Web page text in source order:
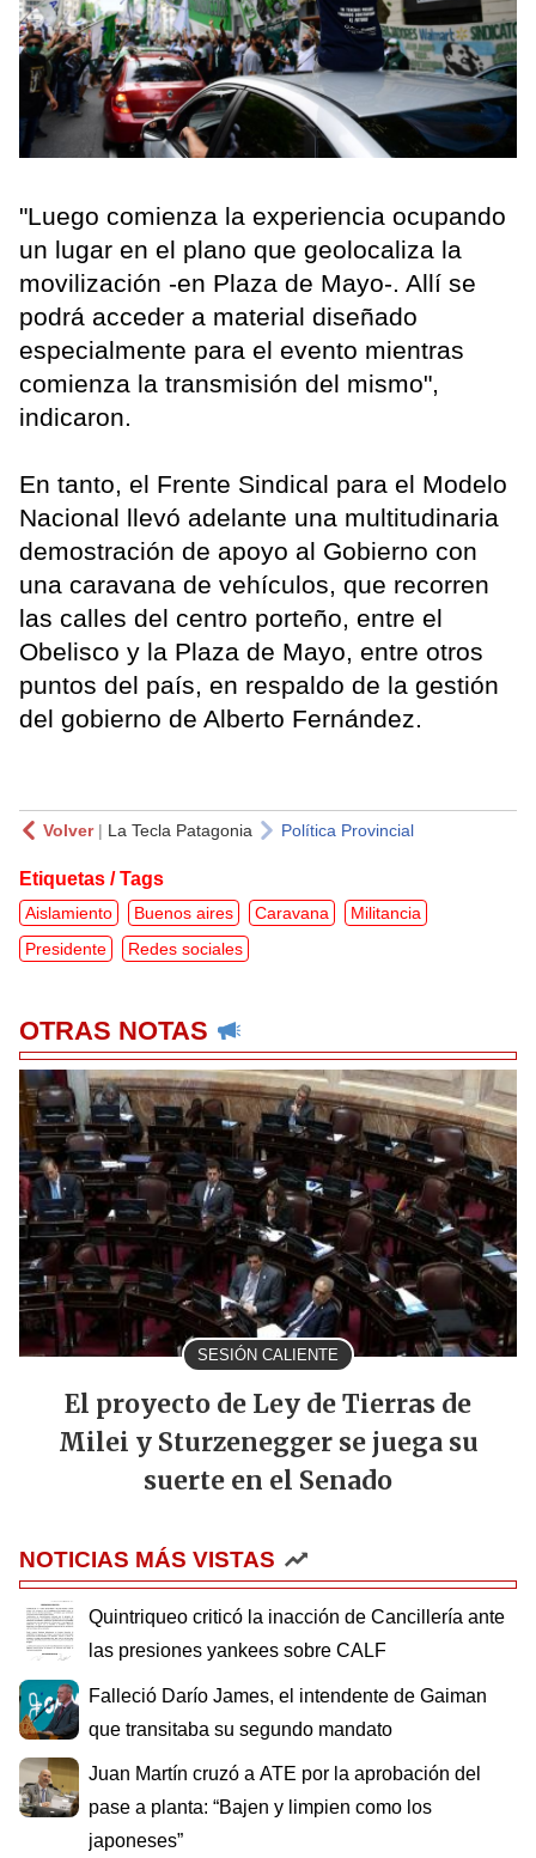
"Luego comienza la experiencia ocupando
un lugar en el plano que geolocaliza la
movilización -en Plaza de Mayo-. Allí se
podrá acceder a material diseñado
especialmente para el evento mientras
comienza la transmisión del mismo",
indicaron.
En tanto, el Frente Sindical para el Modelo
Nacional llevó adelante una multitudinaria
demostración de apoyo al Gobierno con
una caravana de vehículos, que recorren
las calles del centro porteño, entre el
Obelisco y la Plaza de Mayo, entre otros
puntos del país, en respaldo de la gestión
del gobierno de Alberto Fernández.
Volver| La Tecla Patagonia Política Provincial
Etiquetas / Tags
Aislamiento Buenos aires Caravana
Militancia
Presidente
Redes sociales
OTRAS NOTAS
SESIÓN CALIENTE
El proyecto de Ley de Tierras de
Milei y Sturzenegger se juega su
suerte en el Senado
NOTICIAS MÁS VISTAS
Quintriqueo criticó la inacción de Cancillería ante
las presiones yankees sobre CALF
Falleció Darío James, el intendente de Gaiman
que transitaba su segundo mandato
Juan Martín cruzó a ATE por la aprobación del
pase a planta: “Bajen y limpien como los
japoneses”